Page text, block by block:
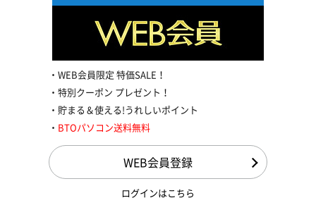
WEB会員限定 特価SALE！
特別クーポン プレゼント！
貯まる＆使える!うれしいポイント
BTOパソコン送料無料
WEB会員登録
ログインはこちら